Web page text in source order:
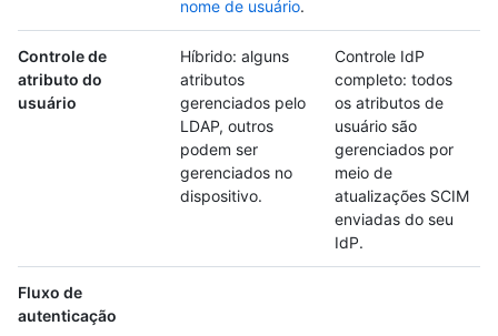
nome de usuário.
Controle de
atributo do
usuário
Híbrido: alguns
atributos
gerenciados pelo
LDAP, outros
podem ser
gerenciados no
dispositivo.
Controle IdP
completo: todos
os atributos de
usuário são
gerenciados por
meio de
atualizações SCIM
enviadas do seu
IdP.
Fluxo de
autenticação